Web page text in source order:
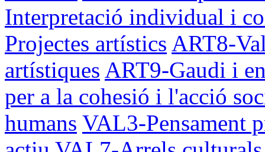
Interpretació individual i
Projectes artístics ART8-
artístiques ART9-Gaudi i
per a la cohesió i l'acció
humans VAL3-Pensament